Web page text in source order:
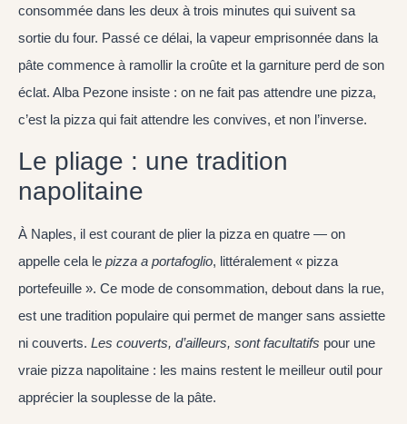
consommée dans les deux à trois minutes qui suivent sa
sortie du four. Passé ce délai, la vapeur emprisonnée dans la
pâte commence à ramollir la croûte et la garniture perd de son
éclat. Alba Pezone insiste : on ne fait pas attendre une pizza,
c’est la pizza qui fait attendre les convives, et non l’inverse.
Le pliage : une tradition
napolitaine
À Naples, il est courant de plier la pizza en quatre — on
appelle cela le pizza a portafoglio, littéralement « pizza
portefeuille ». Ce mode de consommation, debout dans la rue,
est une tradition populaire qui permet de manger sans assiette
ni couverts. Les couverts, d’ailleurs, sont facultatifs pour une
vraie pizza napolitaine : les mains restent le meilleur outil pour
apprécier la souplesse de la pâte.